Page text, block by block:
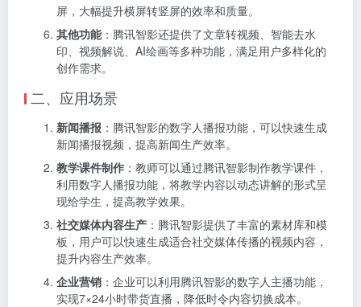
屏，大幅提升横屏转竖屏的效率和质量。
其他功能：腾讯智影还提供了文章转视频、智能去水
印、视频解说、AI绘画等多种功能，满足用户多样化的
创作需求。
二、应用场景
新闻播报 ：腾讯智影的数字人播报功能，可以快速生成
新闻播报视频，提高新闻生产效率。
教学课件制作 ：教师可以通过腾讯智影制作教学课件，
利用数字人播报功能，将教学内容以动态讲解的形式呈
现给学生，提高教学效果。
社交媒体内容生产 ：腾讯智影提供了丰富的素材库和模
板，用户可以快速生成适合社交媒体传播的视频内容，
提升内容生产效率。
企业营销 ：企业可以利用腾讯智影的数字人主播功能，
实现7×24小时带货直播，降低时令内容切换成本。